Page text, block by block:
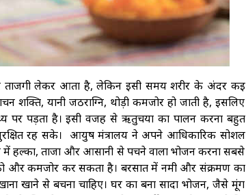
लेकर आता है, लेकिन इसी समय शरीर के अंदर कई
यानी जठराग्नि, थोड़ी कमजोर हो जाती है, इसलिए
पर पड़ता है। इसी वजह से ऋतुचर्या का पालन करना बहुत
रह सके। आयुष मंत्रालय ने अपने आधिकारिक सोशल
में हल्का, ताजा और आसानी से पचने वाला भोजन करना सबसे
को और कमजोर कर सकता है। बरसात में नमी और संक्रमण का
खाने से बचना चाहिए। घर का बना सादा भोजन, जैसे मूंग